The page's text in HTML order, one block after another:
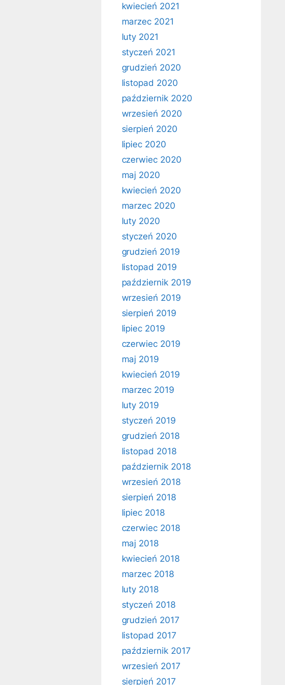
kwiecień 2021
marzec 2021
luty 2021
styczeń 2021
grudzień 2020
listopad 2020
październik 2020
wrzesień 2020
sierpień 2020
lipiec 2020
czerwiec 2020
maj 2020
kwiecień 2020
marzec 2020
luty 2020
styczeń 2020
grudzień 2019
listopad 2019
październik 2019
wrzesień 2019
sierpień 2019
lipiec 2019
czerwiec 2019
maj 2019
kwiecień 2019
marzec 2019
luty 2019
styczeń 2019
grudzień 2018
listopad 2018
październik 2018
wrzesień 2018
sierpień 2018
lipiec 2018
czerwiec 2018
maj 2018
kwiecień 2018
marzec 2018
luty 2018
styczeń 2018
grudzień 2017
listopad 2017
październik 2017
wrzesień 2017
sierpień 2017